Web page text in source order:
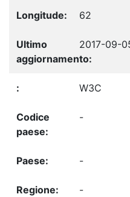
62
2017-09-
W3C
-
-
-